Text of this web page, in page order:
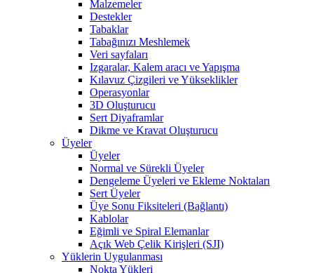
Malzemeler
Destekler
Tabaklar
Tabağınızı Meshlemek
Veri sayfaları
Izgaralar, Kalem aracı ve Yapışma
Kılavuz Çizgileri ve Yükseklikler
Operasyonlar
3D Oluşturucu
Sert Diyaframlar
Dikme ve Kravat Oluşturucu
Üyeler
Üyeler
Normal ve Sürekli Üyeler
Dengeleme Üyeleri ve Ekleme Noktaları
Sert Üyeler
Üye Sonu Fiksiteleri (Bağlantı)
Kablolar
Eğimli ve Spiral Elemanlar
Açık Web Çelik Kirişleri (SJI)
Yüklerin Uygulanması
Nokta Yükleri